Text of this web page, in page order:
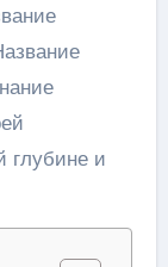
глубине и